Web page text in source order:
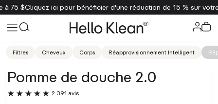
d'une réduction de 15 % sur votre première commande
Filtres Cheveux Corps Réapprovisionnement Intelligent
Pomme de douche 2.0
2 391 avis